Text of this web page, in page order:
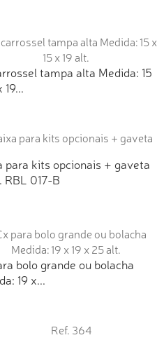
tampa alta Medida: 15
19...
para kits opcionais + gaveta
RBL 017-B
bolo grande ou bolacha
19 x...